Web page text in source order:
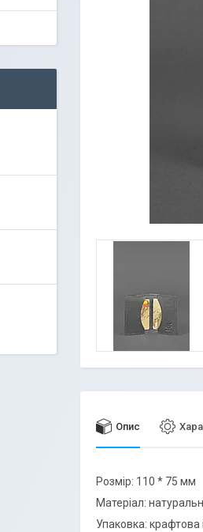
Опис
Розмір: 110 * 75 мм
Матеріал:
Упаковка: крафтова